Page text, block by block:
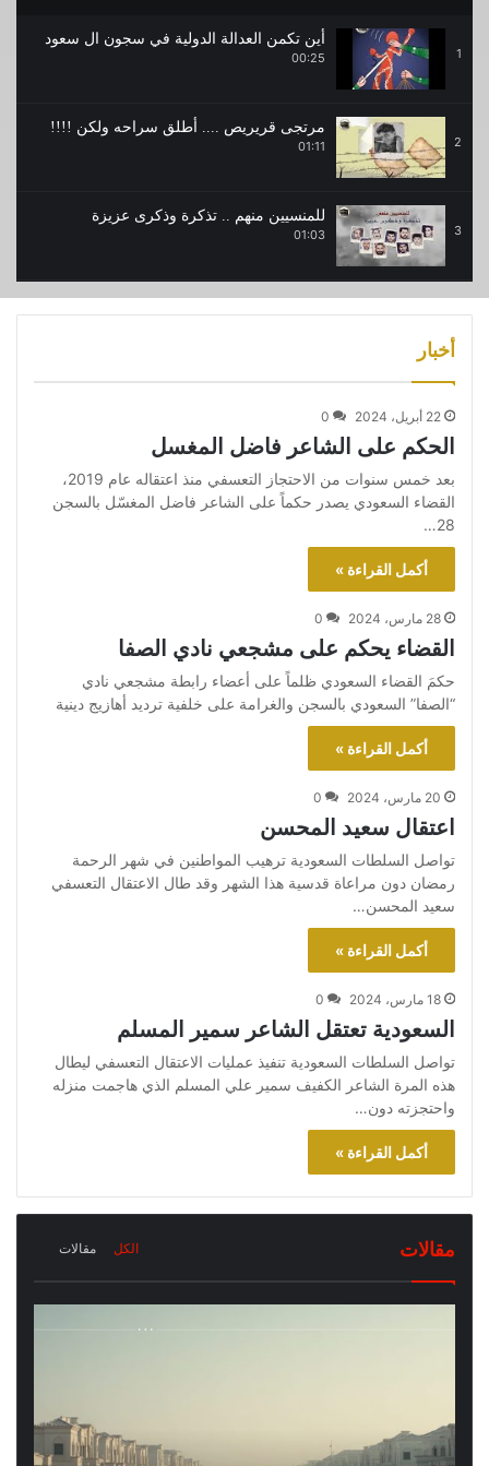
1
أين تكمن العدالة الدولية في سجون ال سعود
00:25
2
مرتجى قريريص .... أطلق سراحه ولكن !!!!
01:11
3
للمنسيين منهم .. تذكرة وذكرى عزيزة
01:03
4
02:49
أحمد المغسل - الحاج أبو عمران
02:16
02:04
يخاف آل سعود من الفن الهادف
00:45
أنواع التعذيب
منذ التأسيس صنع آل سعود سجلاً بشعاً لحقوق
الإنسان
00:25
أخبار
22 أبريل، 2024 0
الحكم على الشاعر فاضل المغسل
بعد خمس سنوات من الاحتجاز التعسفي منذ اعتقاله عام 2019،
القضاء السعودي يصدر حكماً على الشاعر فاضل المغسّل بالسجن
28…
أكمل القراءة »
28 مارس، 2024 0
القضاء يحكم على مشجعي نادي الصفا
حكمَ القضاء السعودي ظلماً على أعضاء رابطة مشجعي نادي
“الصفا” السعودي بالسجن والغرامة على خلفية ترديد أهازيج دينية
أكمل القراءة »
20 مارس، 2024 0
اعتقال سعيد المحسن
تواصل السلطات السعودية ترهيب المواطنين في شهر الرحمة
رمضان دون مراعاة قدسية هذا الشهر وقد طال الاعتقال التعسفي
سعيد المحسن…
أكمل القراءة »
18 مارس، 2024 0
السعودية تعتقل الشاعر سمير المسلم
تواصل السلطات السعودية تنفيذ عمليات الاعتقال التعسفي ليطال
هذه المرة الشاعر الكفيف سمير علي المسلم الذي هاجمت منزله
واحتجزته دون…
أكمل القراءة »
مقالات الكل مقالات